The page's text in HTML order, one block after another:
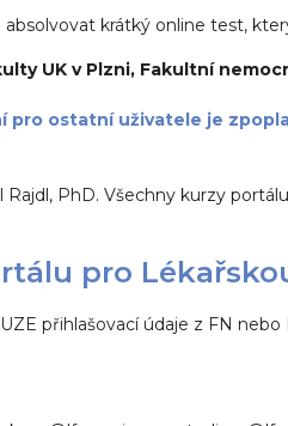
krátký online test,
UK v Plzni, Fakultní
pro ostatní uživatele je
PhD. Všechny kurzy
pro
přihlašovací údaje z FN nebo